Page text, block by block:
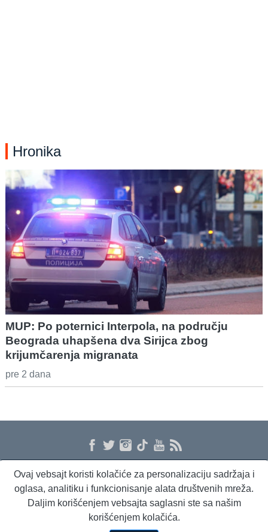
Hronika
MUP: Po poternici Interpola, na području
Beograda uhapšena dva Sirijca zbog
krijumčarenja migranata
pre 2 dana
O nama Proizvodi i usluge Politika privatnosti Kontakt RSS
Dnevni evropski servis
Ovaj vebsajt koristi kolačiće za personalizaciju sadržaja i
oglasa, analitiku i funkcionisanje alata društvenih mreža.
Daljim korišćenjem vebsajta saglasni ste sa našim
korišćenjem kolačića.